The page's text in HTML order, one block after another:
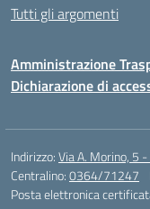
Tutti gli argomenti
Amministrazione
Dichiarazione di
Indirizzo:Via A. Morino, 5
Centralino:0364/71247
Posta elettronica